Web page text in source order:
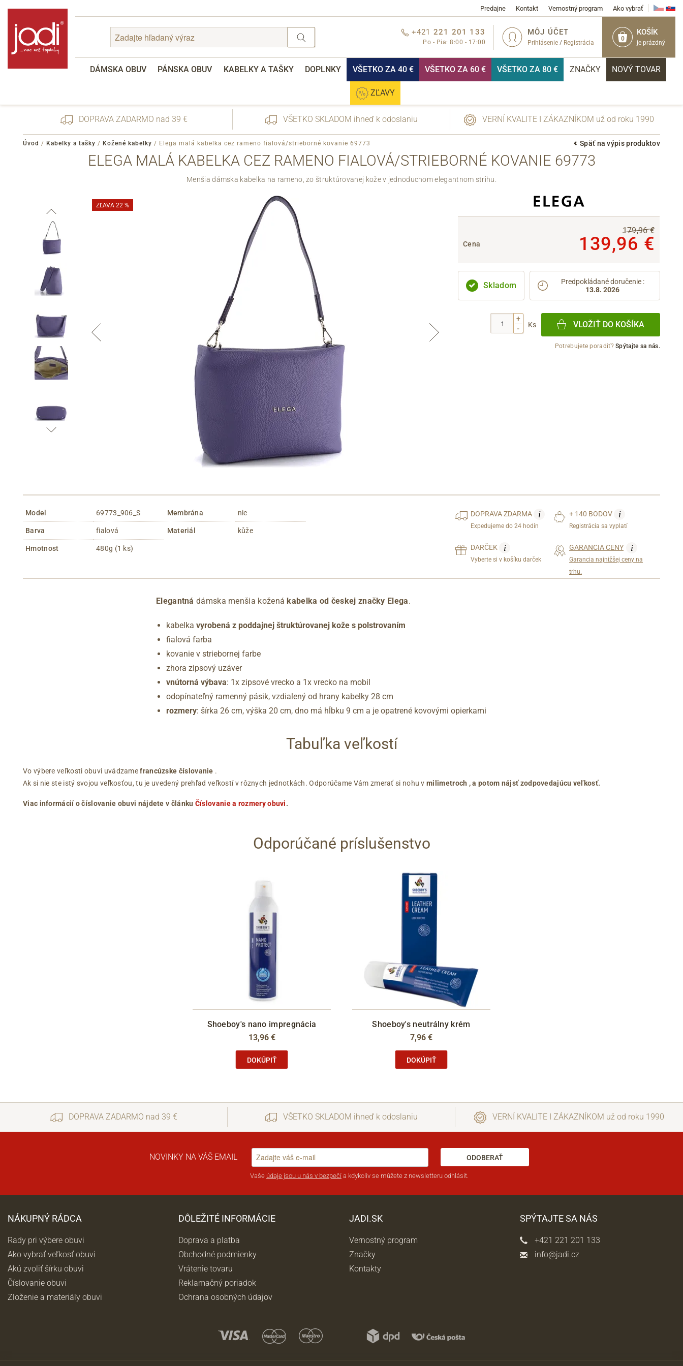
Predajne Kontakt Vernostný program Ako vybrať
0
KOŠÍK
je prázdný
MÔJ ÚČET
Prihlásenie / Registrácia
+421 221 201 133
Po - Pia: 8:00 - 17:00
DÁMSKA OBUV PÁNSKA OBUV KABELKY A TAŠKY DOPLNKY VŠETKO ZA 40 € VŠETKO ZA 60 € VŠETKO ZA 80 € ZNAČKY NOVÝ TOVAR
ZĽAVY
Zabudnuté heslo
DOPRAVA ZADARMO nad 39 € VŠETKO SKLADOM ihneď k odoslaniu VERNÍ KVALITE I ZÁKAZNÍKOM už od roku 1990
Späť na výpis produktov
Úvod / Kabelky a tašky / Kožené kabelky / Elega malá kabelka cez rameno fialová/strieborné kovanie 69773
ELEGA MALÁ KABELKA CEZ RAMENO FIALOVÁ/STRIEBORNÉ KOVANIE 69773
Menšia dámska kabelka na rameno, zo štruktúrovanej kože v jednoduchom elegantnom strihu.
ZĽAVA 22 %
Cena
179,96 €
139,96 €
Skladom Predpokládané doručenie :
13.8. 2026
+
-
Ks VLOŽIŤ DO KOŠÍKA
Potrebujete poradiť?Spýtajte sa nás.
Model 69773_906_S
Barva fialová
Hmotnost 480g (1 ks)
Membrána nie
Materiál kůže
DOPRAVAZDARMA i
Expedujeme do 24 hodín
+ 140 BODOV i
Registrácia sa vyplatí
DARČEK i
Vyberte si v košíku darček
GARANCIA CENY i
Garancia najnižšej ceny na
trhu.
Elegantnádámska menšia koženákabelka od českej značky Elega.
kabelka vyrobená z poddajnej štruktúrovanej kože s polstrovaním
fialová farba
kovanie v striebornej farbe
zhora zipsový uzáver
vnútorná výbava: 1x zipsové vrecko a 1x vrecko na mobil
odopínateľný ramenný pásik, vzdialený od hrany kabelky 28 cm
rozmery: šírka 26 cm, výška 20 cm, dno má hĺbku 9 cm a je opatrené kovovými opierkami
Tabuľka veľkostí
Vo výbere veľkosti obuvi uvádzamefrancúzske číslovanie .
Ak si nie ste istý svojou veľkosťou, tu je uvedený prehľad veľkostí v rôznych jednotkách. Odporúčame Vám zmerať si nohu vmilimetroch , a potom nájsť zodpovedajúcu veľkosť.
Viac informácií o číslovanie obuvi nájdete v článku Číslovanie a rozmery obuvi.
Odporúčané príslušenstvo
Shoeboy's nano impregnácia
13,96 €
DOKÚPIŤ
Shoeboy's neutrálny krém
7,96 €
DOKÚPIŤ
DOPRAVA ZADARMO nad 39 € VŠETKO SKLADOM ihneď k odoslaniu VERNÍ KVALITE I ZÁKAZNÍKOM už od roku 1990
NOVINKY NA VÁŠ EMAIL ODOBERAŤ
Vaše údaje jsou u nás v bezpečí a kdykoliv se můžete z newsletteru odhlásit.
NÁKUPNÝ RÁDCA
Rady pri výbere obuvi
Ako vybrať veľkosť obuvi
Akú zvoliť šírku obuvi
Číslovanie obuvi
Zloženie a materiály obuvi
DÔLEŽITÉ INFORMÁCIE
Doprava a platba
Obchodné podmienky
Vrátenie tovaru
Reklamačný poriadok
Ochrana osobných údajov
JADI.SK
Vernostný program
Značky
Kontakty
SPÝTAJTE SA NÁS
+421 221 201 133
info@jadi.cz